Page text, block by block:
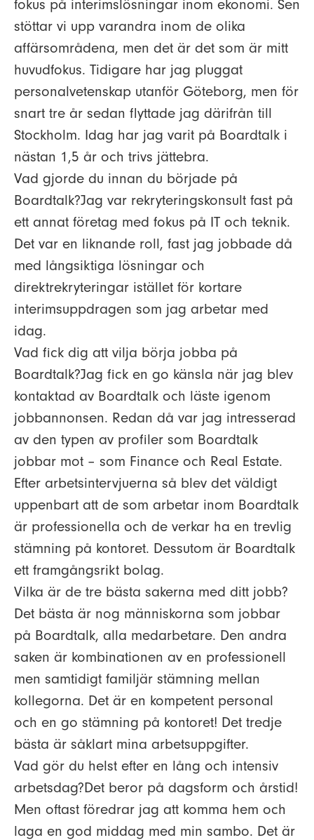
fokus på interimslösningar inom ekonomi. Sen
stöttar vi upp varandra inom de olika
affärsområdena, men det är det som är mitt
huvudfokus. Tidigare har jag pluggat
personalvetenskap utanför Göteborg, men för
snart tre år sedan flyttade jag därifrån till
Stockholm. Idag har jag varit på Boardtalk i
nästan 1,5 år och trivs jättebra.
Vad gjorde du innan du började på
Boardtalk?Jag var rekryteringskonsult fast på
ett annat företag med fokus på IT och teknik.
Det var en liknande roll, fast jag jobbade då
med långsiktiga lösningar och
direktrekryteringar istället för kortare
interimsuppdragen som jag arbetar med
idag.
Vad fick dig att vilja börja jobba på
Boardtalk?Jag fick en go känsla när jag blev
kontaktad av Boardtalk och läste igenom
jobbannonsen. Redan då var jag intresserad
av den typen av profiler som Boardtalk
jobbar mot – som Finance och Real Estate.
Efter arbetsintervjuerna så blev det väldigt
uppenbart att de som arbetar inom Boardtalk
är professionella och de verkar ha en trevlig
stämning på kontoret. Dessutom är Boardtalk
ett framgångsrikt bolag.
Vilka är de tre bästa sakerna med ditt jobb?
Det bästa är nog människorna som jobbar
på Boardtalk, alla medarbetare. Den andra
saken är kombinationen av en professionell
men samtidigt familjär stämning mellan
kollegorna. Det är en kompetent personal
och en go stämning på kontoret! Det tredje
bästa är såklart mina arbetsuppgifter.
Vad gör du helst efter en lång och intensiv
arbetsdag?Det beror på dagsform och årstid!
Men oftast föredrar jag att komma hem och
laga en god middag med min sambo. Det är